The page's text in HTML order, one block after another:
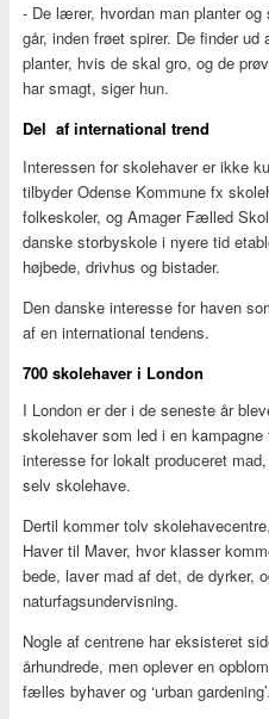
- De lærer, hvordan man planter
går, inden frøet spirer. De finder
planter, hvis de skal gro, og de
har smagt, siger hun.
Del af international trend
Interessen for skolehaver er ikke
tilbyder Odense Kommune fx
folkeskoler, og Amager Fælled
danske storbyskole i nyere tid
højbede, drivhus og bistader.
Den danske interesse for haven
af en international tendens.
700 skolehaver i London
I London er der i de seneste år
skolehaver som led i en
interesse for lokalt produceret
selv skolehave.
Dertil kommer tolv
Haver til Maver, hvor klasser
bede, laver mad af det, de dyrker,
naturfagsundervisning.
Nogle af centrene har eksisteret
århundrede, men oplever en
fælles byhaver og ‘urban gardening’.